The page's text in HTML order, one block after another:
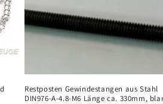
Restposten Gewindestangen aus Stahl
DIN976-A-4.8-M6 Länge ca. 330mm,